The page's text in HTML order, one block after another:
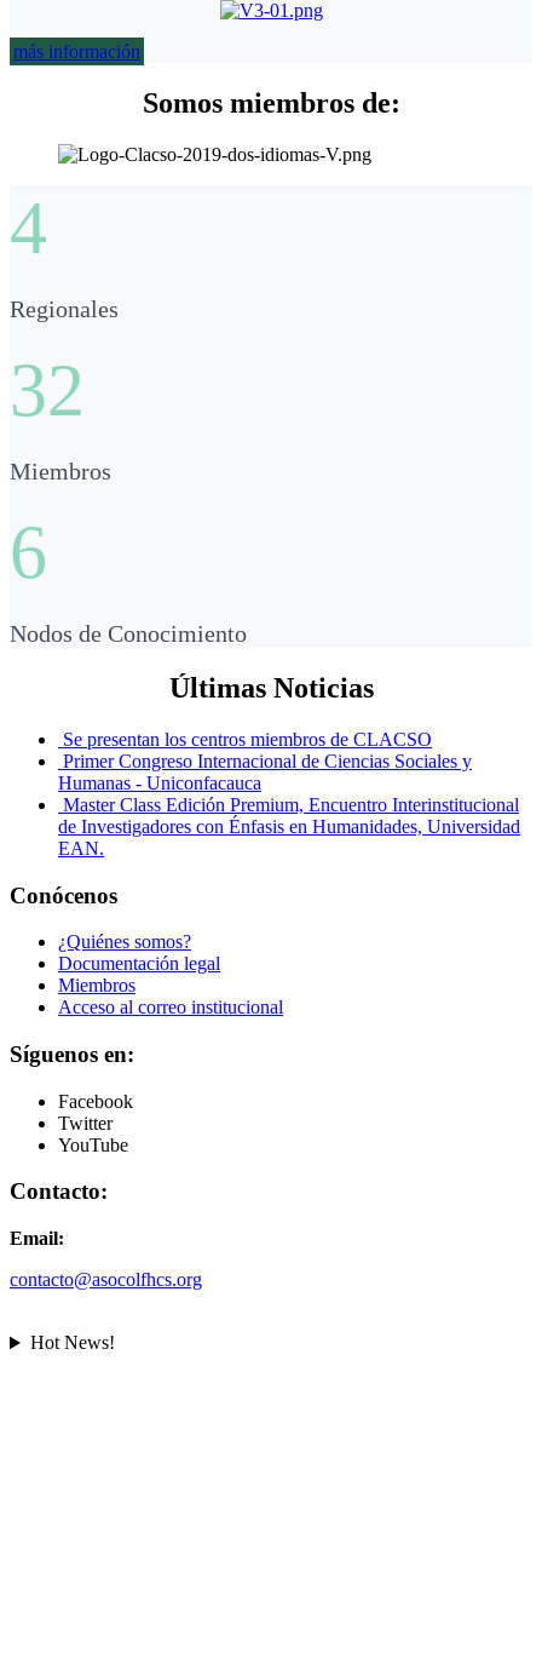
más información
Somos miembros de:
4
Regionales
32
Miembros
6
Nodos de Conocimiento
Últimas Noticias
Se presentan los centros miembros de CLACSO
Primer Congreso Internacional de Ciencias Sociales y
Humanas - Uniconfacauca
Master Class Edición Premium, Encuentro Interinstitucional
de Investigadores con Énfasis en Humanidades, Universidad
EAN.
Conócenos
¿Quiénes somos?
Documentación legal
Miembros
Acceso al correo institucional
Síguenos en:
Facebook
Twitter
YouTube
Contacto:
Email:
contacto@asocolfhcs.org
Hot News!